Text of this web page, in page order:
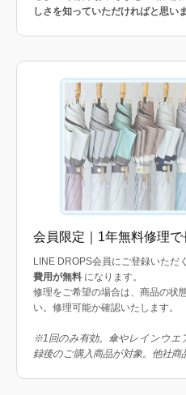
しさを知っていただければと思い
会員限定｜1年無料修理で
LINE DROPS会員にご登録いただ
費用が無料 になります。
修理をご希望の場合は、商品の状
い。修理可能か確認いたします。
※1回のみ有効。傘やレインウエ
録後のご購入商品が対象。他社商